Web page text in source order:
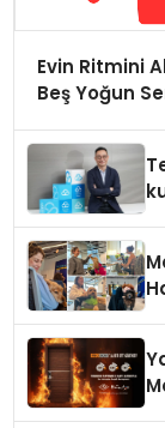
Evin Ritmini
Beş Yoğun